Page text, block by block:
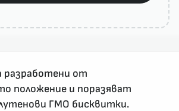
разработени от
положение и поразяват
ГМО бисквитки.